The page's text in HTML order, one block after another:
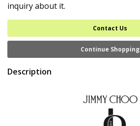
inquiry about it.
Contact Us
Continue Shopping
Description